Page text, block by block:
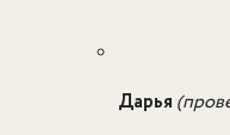
Дарья